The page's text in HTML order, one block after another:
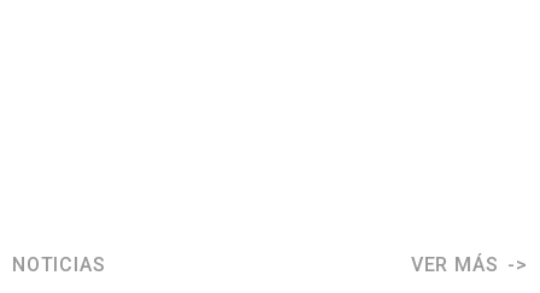
NOTICIAS VER MÁS